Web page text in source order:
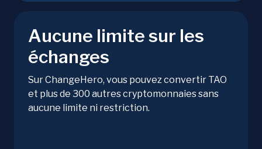
Aucune limite sur les
échanges
Sur ChangeHero, vous pouvez convertir TAO
et plus de 300 autres cryptomonnaies sans
aucune limite ni restriction.